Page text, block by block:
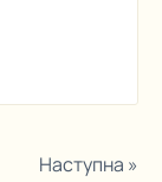
Наступна »